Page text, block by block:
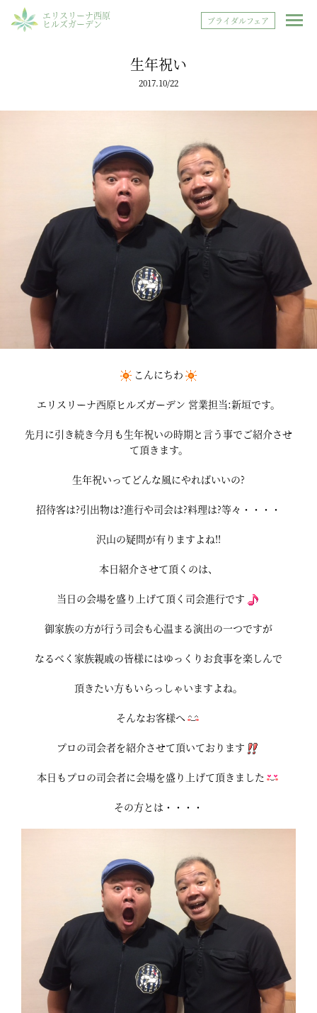
エリスリーナ西原
ヒルズガーデン ブライダルフェア
生年祝い
2017.10/22
こんにちわ
エリスリーナ西原ヒルズガーデン 営業担当:新垣です。
先月に引き続き今月も生年祝いの時期と言う事でご紹介させ
て頂きます。
生年祝いってどんな風にやればいいの?
招待客は?引出物は?進行や司会は?料理は?等々・・・・
沢山の疑問が有りますよね!!
本日紹介させて頂くのは、
当日の会場を盛り上げて頂く司会進行です
御家族の方が行う司会も心温まる演出の一つですが
なるべく家族親戚の皆様にはゆっくりお食事を楽しんで
頂きたい方もいらっしゃいますよね。
そんなお客様へ
プロの司会者を紹介させて頂いております
本日もプロの司会者に会場を盛り上げて頂きました
その方とは・・・・